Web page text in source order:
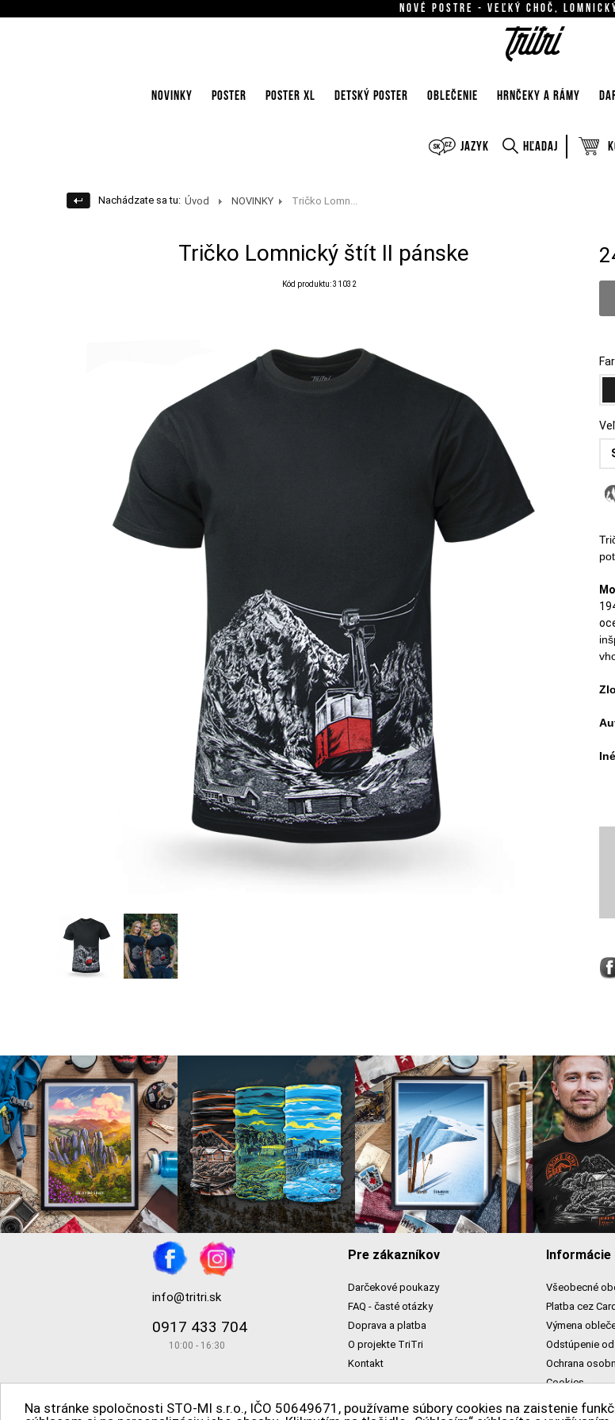
Na stránke spoločnosti STO-MI s.r.o., IČO 50649671, používame súbory cookies na zaistenie
Nové postre - Veľký Choč,
NOVINKY POSTER POSTER XL DETSKÝ POSTER OBLEČENIE HRNČEKY A RÁMY
Jazyk Hľadaj
Nachádzate sa tu: Úvod NOVINKY Tričko Lomn...
Tričko Lomnický štít II pánske
Kód produktu: 31032
info@tritri.sk
0917 433 704
10:00 - 16:30
Pre zákazníkov
Darčekové poukazy
FAQ - časté otázky
Doprava a platba
O projekte TriTri
Kontakt
Informácie
Všeobecné
Platba cez
Výmena
Odstúpenie
Ochrana
Cookies